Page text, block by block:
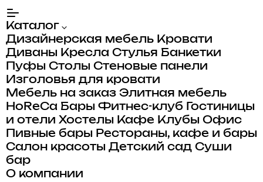
Каталог
Дизайнерская мебель Кровати
Диваны Кресла Стулья Банкетки
Пуфы Столы Стеновые панели
Изголовья для кровати
Мебель на заказ Элитная мебель
HoReCa Бары Фитнес-клуб
Гостиницы
и отели Хостелы Кафе Клубы Офис
Пивные бары Рестораны, кафе и бары
Салон красоты Детский сад Суши
бар
О компании